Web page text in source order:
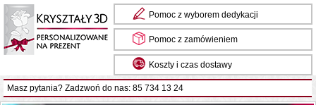
Pomoc z wyborem dedykacji
Pomoc z zamówieniem
Koszty i czas dostawy
Masz pytania? Zadzwoń do nas: 85 734 13 24